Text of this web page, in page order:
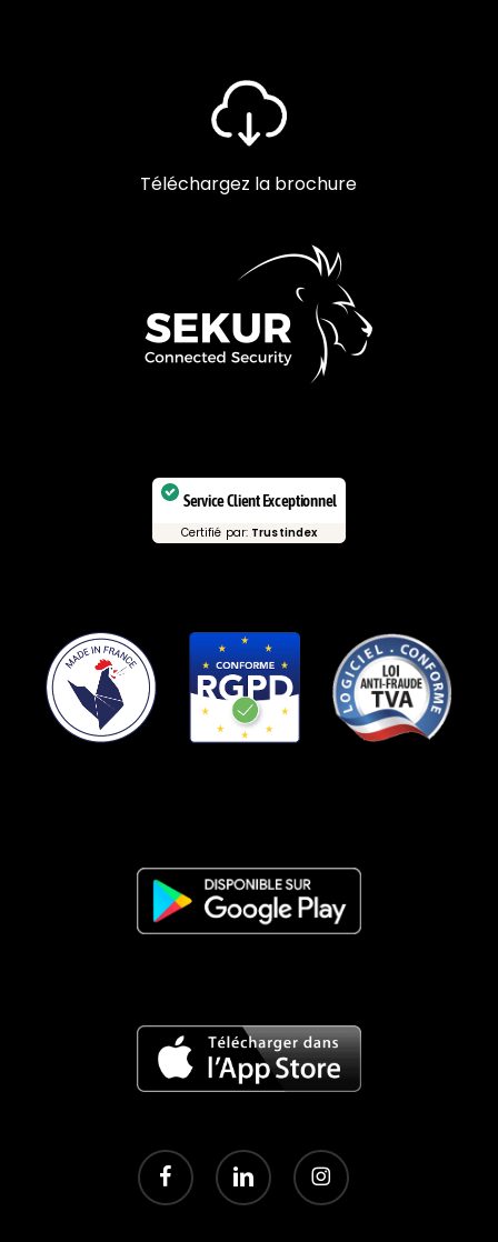
Téléchargez la brochure
Service Client Exceptionnel
Certifié par: Trustindex
facebook linkedin instagram